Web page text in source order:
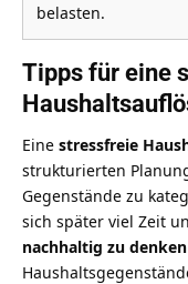
belasten.
Tipps für eine
Eine stressfreie
strukturierten
Gegenstände zu
sich später viel Zeit
nachhaltig zu denken